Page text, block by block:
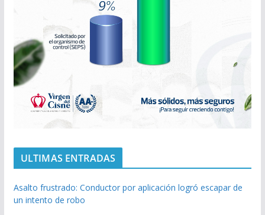
ULTIMAS ENTRADAS
Asalto frustrado: Conductor por aplicación logró escapar de
un intento de robo